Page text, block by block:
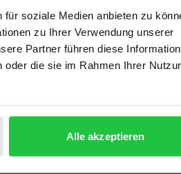
soziale Medien anbieten zu
zu Ihrer Verwendung unserer
Partner führen diese
die sie im Rahmen Ihrer
Alle akzeptieren